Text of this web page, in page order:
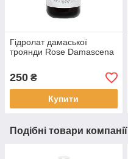
Гідролат дамаської
троянди Rose Damascena
250 ₴
Купити
Подібні товари компанії